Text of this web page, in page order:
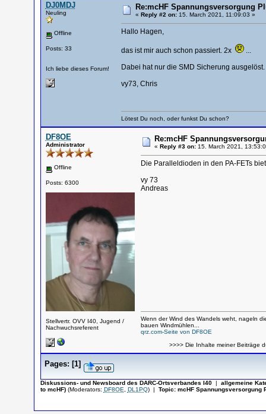
DJ0MDJ
Neuling
Offline
Posts: 33
Ich liebe dieses Forum!
Re:mcHF Spannungsversorgung
« Reply #2 on:15. March 2021, 11:09:03 »
Hallo Hagen,
das ist mir auch schon passiert. 2x
...
Dabei hat nur die SMD Sicherung ausgelöst.
vy73, Chris
Lötest Du noch, oder funkst Du schon?
DF8OE
Administrator
Offline
Posts: 6300
Stellvertr. OVV I40, Jugend /
Nachwuchsreferent
Re:mcHF
« Reply #3 on:15. March 2021,
Die Paralleldioden in den PA-FETs
vy 73
Andreas
Wenn der Wind des Wandels weht, nageln
bauen Windmühlen...
qrz.com-Seite von DF8OE
>>>> Die Inhalte meiner Beiträge
Pages: [1]
Diskussions- und Newsboard des DARC-Ortsverbandes I40 |
allgemeine
to mcHF)(Moderators: DF8OE DL1PQ) | Topic: mcHF Spannungsversorgung